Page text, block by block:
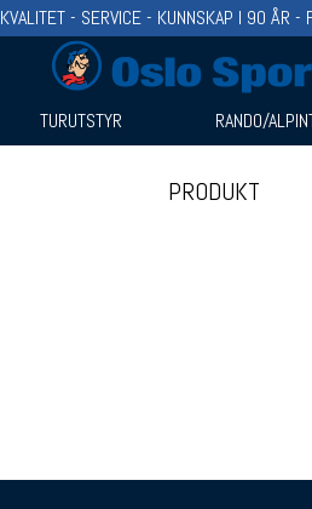
KVALITET - SERVICE - KUNNSKAP I 90 ÅR -
TURUTSTYR RANDO/
PRODUKT